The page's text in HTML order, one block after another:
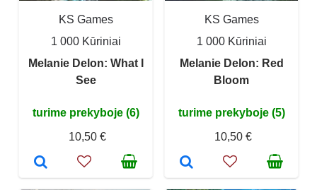
KS Games
1 000 Kūriniai
Melanie Delon: What I
See
turime prekyboje (6)
10,50 €
KS Games
1 000 Kūriniai
Melanie Delon: Red
Bloom
turime prekyboje (5)
10,50 €